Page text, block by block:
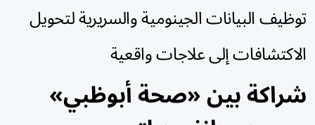
توظيف البيانات الجينومية والسريرية لتحويل
الاكتشافات إلى علاجات واقعية
شراكة بين «صحة أبوظبي»